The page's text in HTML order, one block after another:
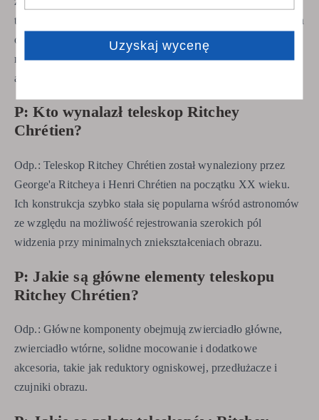
takich jak koma i aberracja sferyczna. Konstrukcja ta zapewnia
ostre obrazy o wysokiej rozdzielczości, dzięki czemu idealnie
nadaje się zarówno do astronomii profesjonalnej, jak i
amatorskiej.
P: Kto wynalazł teleskop Ritchey
Chrétien?
Odp.: Teleskop Ritchey Chrétien został wynaleziony przez
George'a Ritcheya i Henri Chrétien na początku XX wieku.
Ich konstrukcja szybko stała się popularna wśród astronomów
ze względu na możliwość rejestrowania szerokich pól
widzenia przy minimalnych zniekształceniach obrazu.
P: Jakie są główne elementy teleskopu
Ritchey Chrétien?
Odp.: Główne komponenty obejmują zwierciadło główne,
zwierciadło wtórne, solidne mocowanie i dodatkowe
akcesoria, takie jak reduktory ogniskowej, przedłużacze i
czujniki obrazu.